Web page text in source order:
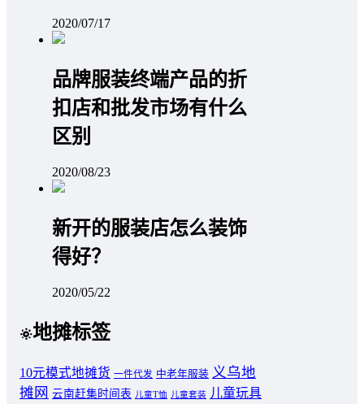
2020/07/17
品牌服装终端产品的折
扣店和批发市场有什么
区别
2020/08/23
新开的服装店怎么装饰
得好？
2020/05/22
地摊标签
10元模式地摊货 一件代发 中老年服装 义乌地
摊网 云南赶集时间表 儿童T恤 儿童套装 儿童玩具